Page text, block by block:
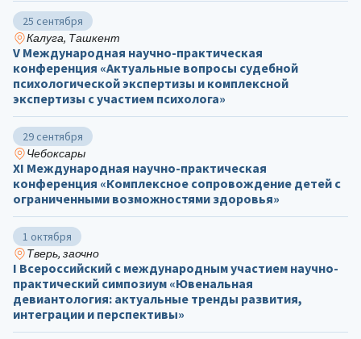
25 сентября
Калуга, Ташкент
V Международная научно-практическая
конференция «Актуальные вопросы судебной
психологической экспертизы и комплексной
экспертизы с участием психолога»
29 сентября
Чебоксары
ХΙ Международная научно-практическая
конференция «Комплексное сопровождение детей с
ограниченными возможностями здоровья»
1 октября
Тверь, заочно
I Всероссийский с международным участием научно-
практический симпозиум «Ювенальная
девиантология: актуальные тренды развития,
интеграции и перспективы»